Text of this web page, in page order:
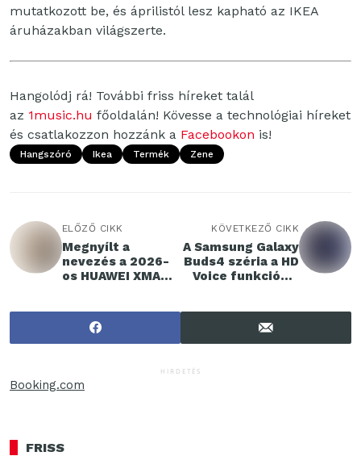
mutatkozott be, és áprilistól lesz kapható az IKEA
áruházakban világszerte.
Hangolódj rá! További friss híreket talál
az 1music.hu főoldalán! Kövesse a technológiai híreket
és csatlakozzon hozzánk a Facebookon is!
Hangszóró Ikea Termék Zene
ELŐZŐ CIKK
Megnyílt a
nevezés a 2026-
os HUAWEI XMAGE
KÖVETKEZŐ CIKK
A Samsung Galaxy
Buds4 széria a HD
Voice funkcióval
HIRDETÉS
Booking.com
FRISS